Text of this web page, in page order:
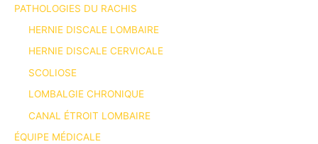
PATHOLOGIES DU RACHIS
HERNIE DISCALE LOMBAIRE
HERNIE DISCALE CERVICALE
SCOLIOSE
LOMBALGIE CHRONIQUE
CANAL ÉTROIT LOMBAIRE
ÉQUIPE MÉDICALE